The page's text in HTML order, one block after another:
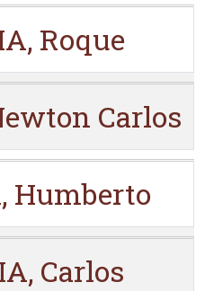
Roque
Carlos
Humberto
Carlos